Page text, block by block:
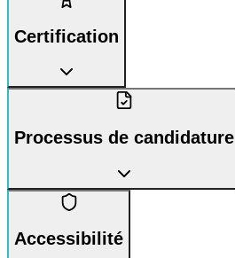
Certification
Processus de candidature
Accessibilité